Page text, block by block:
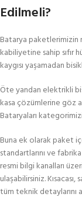
Edilmeli?
Batarya paketlerimizin
kabiliyetine sahip sıfır
kaygısı yaşamadan
Öte yandan elektrikli
kasa çözümlerine göz
Bataryaları
Buna ek olarak paket
standartlarını ve
resmi bilgi kanalları
ulaşabilirsiniz. Kısacası,
tüm teknik detaylarını